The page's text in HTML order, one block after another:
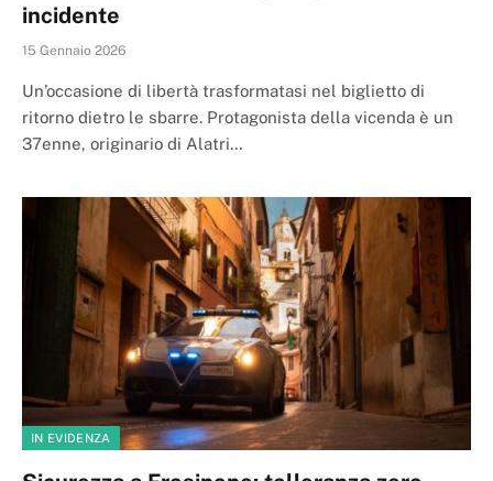
incidente
15 Gennaio 2026
Un’occasione di libertà trasformatasi nel biglietto di
ritorno dietro le sbarre. Protagonista della vicenda è un
37enne, originario di Alatri…
IN EVIDENZA